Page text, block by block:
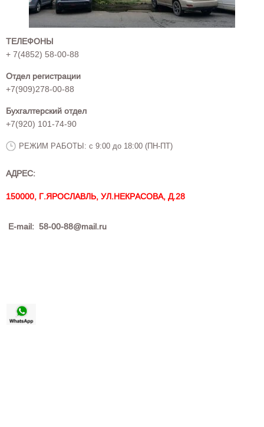
ТЕЛЕФОНЫ
+ 7(4852) 58-00-88
Отдел регистрации
+7(909)278-00-88
Бухгалтерский отдел
+7(920) 101-74-90
РЕЖИМ РАБОТЫ: с 9:00 до 18:00 (ПН-ПТ)
АДРЕС:
150000, Г.ЯРОСЛАВЛЬ, УЛ.НЕКРАСОВА, Д.28
E-mail: 58-00-88@mail.ru